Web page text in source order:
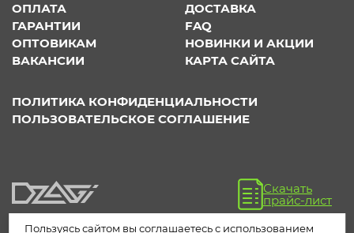
ОПЛАТА
ДОСТАВКА
ГАРАНТИИ
FAQ
ОПТОВИКАМ
НОВИНКИ И АКЦИИ
ВАКАНСИИ
КАРТА САЙТА
ПОЛИТИКА КОНФИДЕНЦИАЛЬНОСТИ
ПОЛЬЗОВАТЕЛЬСКОЕ СОГЛАШЕНИЕ
Скачать
прайс-лист
Пользуясь сайтом вы соглашаетесь с использованием